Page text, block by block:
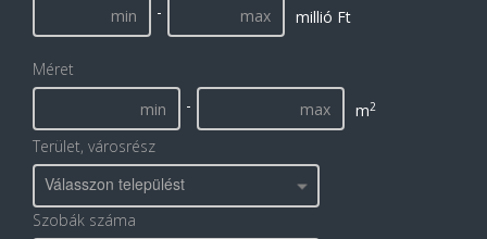
-
millió Ft
Méret
-
m2
Terület, városrész
Válasszon települést
Szobák száma